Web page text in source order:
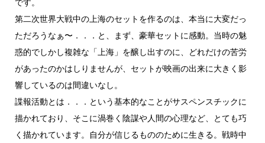
第二次世界大戦中の上海のセットを作るのは、本当に大変だっ
ただろうなぁ〜．．．と、まず、豪華セットに感動。当時の魅
惑的でしかし複雑な「上海」を醸し出すのに、どれだけの苦労
があったのかはしりませんが、セットが映画の出来に大きく影
響しているのは間違いなし。
諜報活動とは．．．という基本的なことがサスペンスチックに
描かれており、そこに渦巻く陰謀や人間の心理など、とても巧
く描かれています。自分が信じるもののために生きる。戦時中